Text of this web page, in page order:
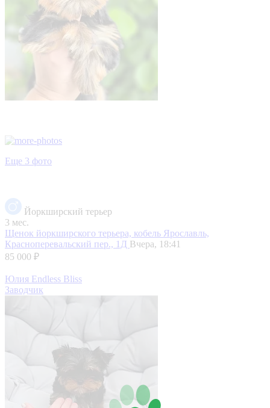
Еще 3 фото
Йоркширский терьер
3 мес.
Щенок йоркширского терьера, кобель Ярославль,
Красноперевальский пер., 1Д Вчера, 18:41
85 000 ₽
Юлия Endless Bliss
Заводчик